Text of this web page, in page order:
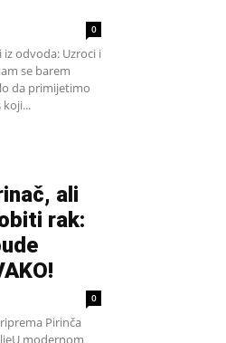
0
odvoda: Uzroci i
se barem
da primijetimo
ali
rak:
0
Pirinča
modernom